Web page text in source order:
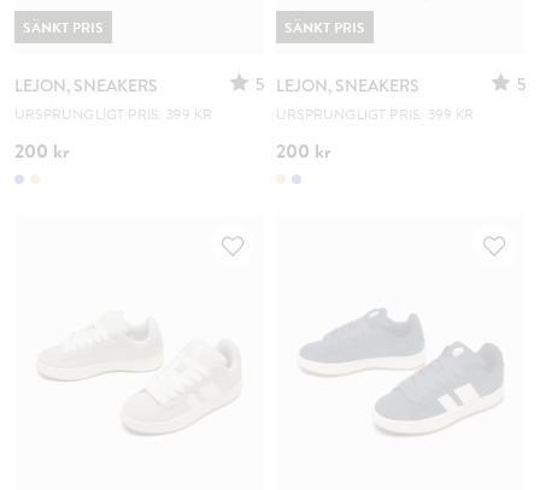
LEJON, SNEAKERS 5
URSPRUNGLIGT PRIS: 399 KR
200 kr
SÄNKT PRIS
LEJON, SNEAKERS 5
URSPRUNGLIGT PRIS: 399 KR
200 kr
SÄNKT PRIS